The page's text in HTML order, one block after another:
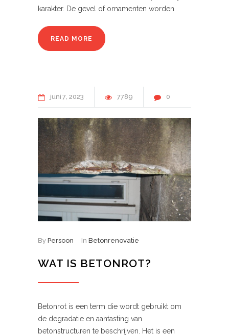
karakter. De gevel of ornamenten worden
READ MORE
juni 7 2023 7789 0
By Persoon In Betonrenovatie
WAT IS BETONROT?
Betonrot is een term die wordt gebruikt om
de degradatie en aantasting van
betonstructuren te beschrijven. Het is een